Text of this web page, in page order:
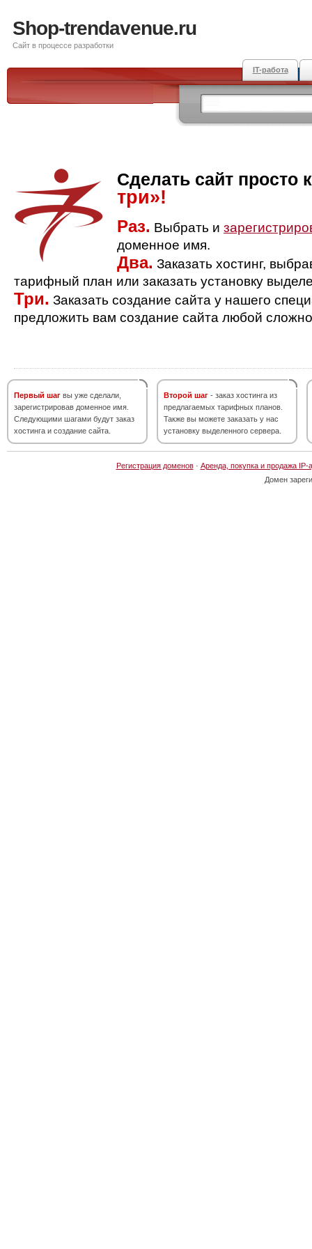
Shop-trendavenue.ru
Сайт в процессе разработки
IT-работа
Сделать сайт просто
три»!
Раз. Выбрать и
доменное имя.
Два. Заказать хостинг,
тарифный план или заказать установку
Три. Заказать создание сайта у нашего
предложить вам создание сайта любой
Первый шаг вы уже сделали,
зарегистрировав доменное имя.
Следующими шагами будут заказ
хостинга и создание сайта.
Второй шаг - заказ хостинга из
предлагаемых тарифных планов.
Также вы можете заказать у нас
установку выделенного сервера.
Регистрация доменов· Аренда, покупка и продажа IP-
Домен